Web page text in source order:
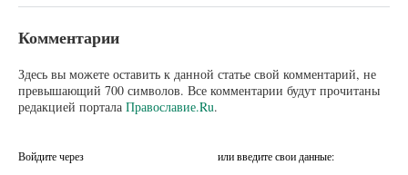
Комментарии
Здесь вы можете оставить к данной статье свой комментарий, не
превышающий 700 символов. Все комментарии будут прочитаны
редакцией портала Православие.Ru.
Войдите через или введите свои данные: